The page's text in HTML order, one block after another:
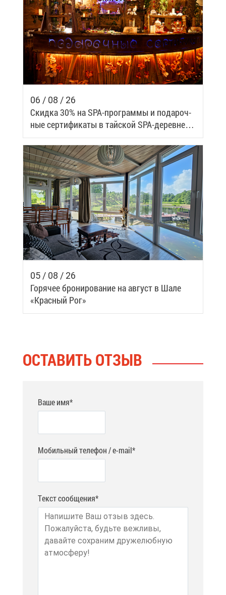
06 / 08 / 26
Скид­ка 30% на SPA-про­грам­мы и по­да­роч­
ные сер­ти­фи­ка­ты в тай­ской SPA-де­ревне
Samui
05 / 08 / 26
Го­ря­чее бро­ни­ро­ва­ние на ав­густ в Ша­ле
«Крас­ный Рог»
ОСТА­ВИТЬ ОТ­ЗЫВ
Ваше имя*
Мобильный телефон / e-mail*
Текст сообщения*